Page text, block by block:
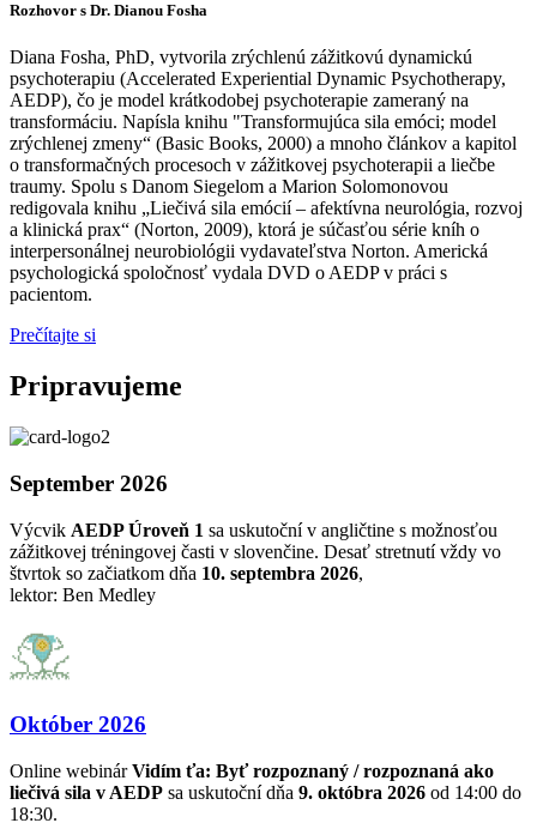
Rozhovor s Dr. Dianou Fosha
Diana Fosha, PhD, vytvorila zrýchlenú zážitkovú dynamickú
psychoterapiu (Accelerated Experiential Dynamic Psychotherapy,
AEDP), čo je model krátkodobej psychoterapie zameraný na
transformáciu. Napísla knihu "Transformujúca sila emóci; model
zrýchlenej zmeny“ (Basic Books, 2000) a mnoho článkov a kapitol
o transformačných procesoch v zážitkovej psychoterapii a liečbe
traumy. Spolu s Danom Siegelom a Marion Solomonovou
redigovala knihu „Liečivá sila emócií – afektívna neurológia, rozvoj
a klinická prax“ (Norton, 2009), ktorá je súčasťou série kníh o
interpersonálnej neurobiológii vydavateľstva Norton. Americká
psychologická spoločnosť vydala DVD o AEDP v práci s
pacientom.
Prečítajte si
Pripravujeme
September 2026
Výcvik AEDP Úroveň 1 sa uskutoční v angličtine s možnosťou
zážitkovej tréningovej časti v slovenčine. Desať stretnutí vždy vo
štvrtok so začiatkom dňa 10. septembra 2026,
lektor: Ben Medley
Október 2026
Online webinárVidím ťa: Byť rozpoznaný / rozpoznaná ako
liečivá sila v AEDP sa uskutoční dňa 9. októbra 2026 od 14:00 do
18:30.